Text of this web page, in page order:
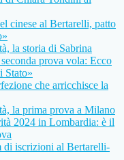
cinese al Bertarelli, patto
la storia di Sabrina
prova vola: Ecco
Stato»
che arricchisce la
la prima prova a Milano
2024 in Lombardia: è il
iscrizioni al Bertarelli-